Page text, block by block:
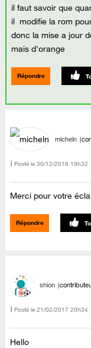
il faut savoir que
il modifie la rom
donc la mise a jour
mais d'orange
Répondre
micheln
Posté le ‎30/12/2016 19h32
Merci pour votre
Répondre
shion
Posté le ‎21/02/2017 20h34
Hello